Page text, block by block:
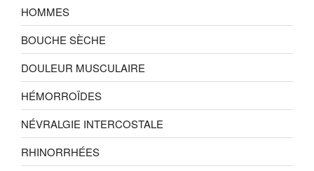
HOMMES
BOUCHE SÈCHE
DOULEUR MUSCULAIRE
HÉMORROÏDES
NÉVRALGIE INTERCOSTALE
RHINORRHÉES